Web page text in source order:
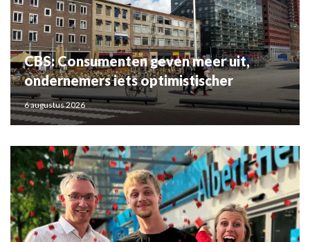
CBS: Consumenten geven meer uit,
ondernemers iets optimistischer
6 augustus 2026